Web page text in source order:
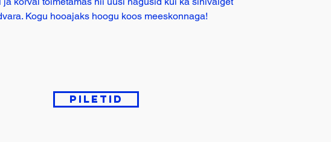
Kogu hooajaks hoogu koos meeskonnaga!
Piletid